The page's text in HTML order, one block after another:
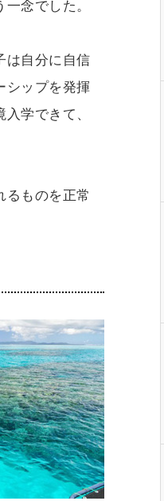
念でした。
は自分に自信
シップを発揮
学できて、
るものを正常